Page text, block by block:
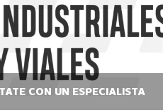
CON UN ESPECIALISTA